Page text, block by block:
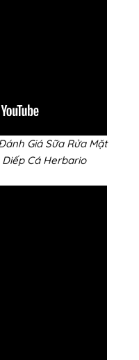
Giá Sữa Rửa Mặt
Cá Herbario